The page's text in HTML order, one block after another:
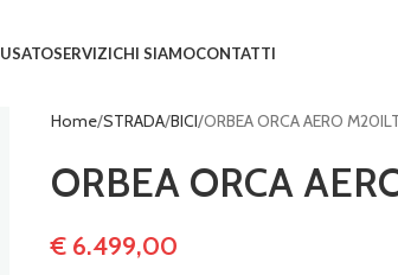
USATOSERVIZICHI SIAMOCONTATTI
Home STRADA BICI ORBEA ORCA AERO
ORBEA ORCA
€6.499,00